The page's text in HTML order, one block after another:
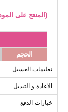
(المنتج على
الحجم
38
42
44
تعليمات الغسيل
الاعادة و التبديل
خيارات الدفع